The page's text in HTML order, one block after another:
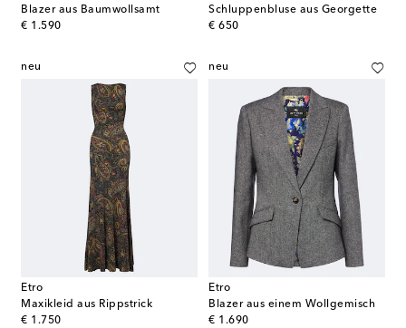
Blazer aus Baumwollsamt
€ 1.590
original price
Schluppenbluse aus Georgette
€ 650
original price
neu
Etro
Maxikleid aus Rippstrick
€ 1.750
original price
neu
Etro
Blazer aus einem Wollgemisch
€ 1.690
original price